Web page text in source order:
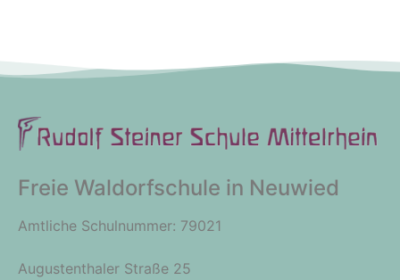
Freie Waldorfschule in Neuwied
Amtliche Schulnummer: 79021
Augustenthaler Straße 25